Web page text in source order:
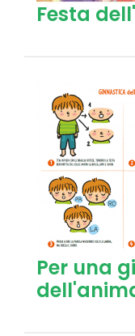
Festa
Per una